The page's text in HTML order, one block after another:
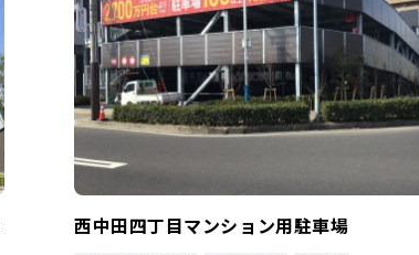
西中田四丁目マンション用駐車場